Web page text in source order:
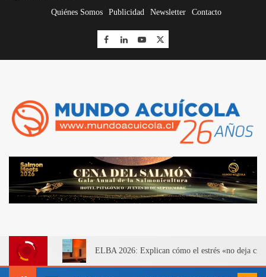
Quiénes Somos Publicidad Newsletter Contacto
ELBA 2026: Explican cómo el estrés «no deja